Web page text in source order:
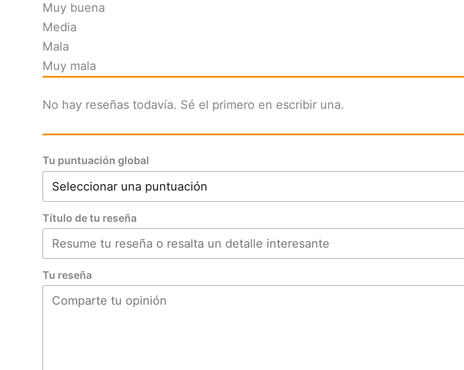
Muy buena
Media
Mala
Muy mala
No hay reseñas todavía. Sé el primero en escribir una.
Tu puntuación global
Título de tu reseña
Tu reseña